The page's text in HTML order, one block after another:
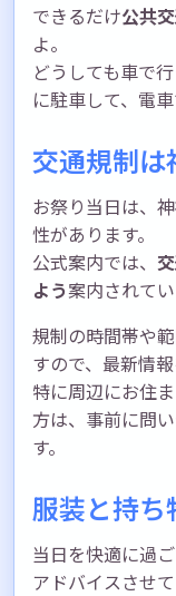
できるだけ公共
よ。
どうしても車で
に駐車して、電
交通規制は
お祭り当日は、
性があります。
公式案内では、
よう案内されてい
規制の時間帯や
すので、最新情
特に周辺にお住
方は、事前に問
す。
服装と持ち
当日を快適に過
アドバイスさせて